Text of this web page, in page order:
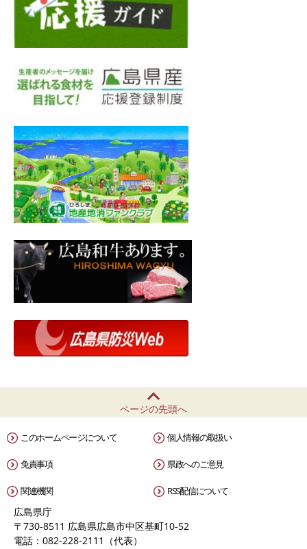
ページの先頭へ
このホームページについて 個人情報の取扱い
免責事項 県政へのご意見
関連機関 RSS配信について
広島県庁
〒730-8511 広島県広島市中区基町10-52
電話：082-228-2111（代表）